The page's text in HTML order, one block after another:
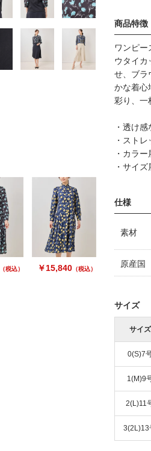
（税込） ￥15,840 （税込）
商品特徴
ワンピー
ウタイカ
せ、ブラ
かな着心
彩り、一
・透け感
・ストレ
・カラ
・サイ
仕様
素材
原産国
サイズ
サイズ
0(S)7
1(M)9
2(L)11
3(2L)13